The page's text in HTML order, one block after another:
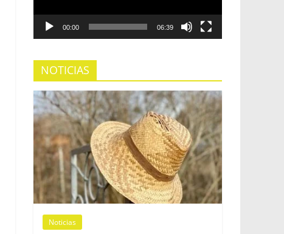
00:00 06:39
NOTICIAS
Noticias